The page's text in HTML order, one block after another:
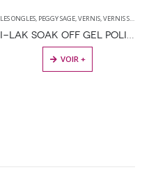
LES ONGLES, PEGGY SAGE,VERNIS,VERNIS SEMI PERMANENT
I-LAK SOAK OFF GEL POLISH CHA CHA DIVA – 11ML
VOIR +